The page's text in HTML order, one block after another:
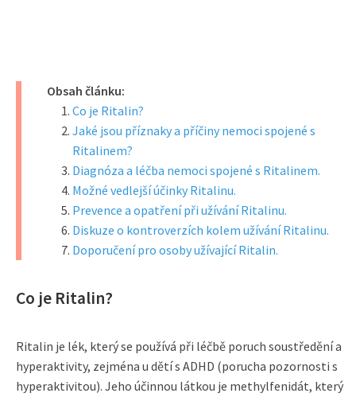
Obsah článku:
Co je Ritalin?
Jaké jsou příznaky a příčiny nemoci spojené s
Ritalinem?
Diagnóza a léčba nemoci spojené s Ritalinem.
Možné vedlejší účinky Ritalinu.
Prevence a opatření při užívání Ritalinu.
Diskuze o kontroverzích kolem užívání Ritalinu.
Doporučení pro osoby užívající Ritalin.
Co je Ritalin?
Ritalin je lék, který se používá při léčbě poruch soustředění a
hyperaktivity, zejména u dětí s ADHD (porucha pozornosti s
hyperaktivitou). Jeho účinnou látkou je methylfenidát, který